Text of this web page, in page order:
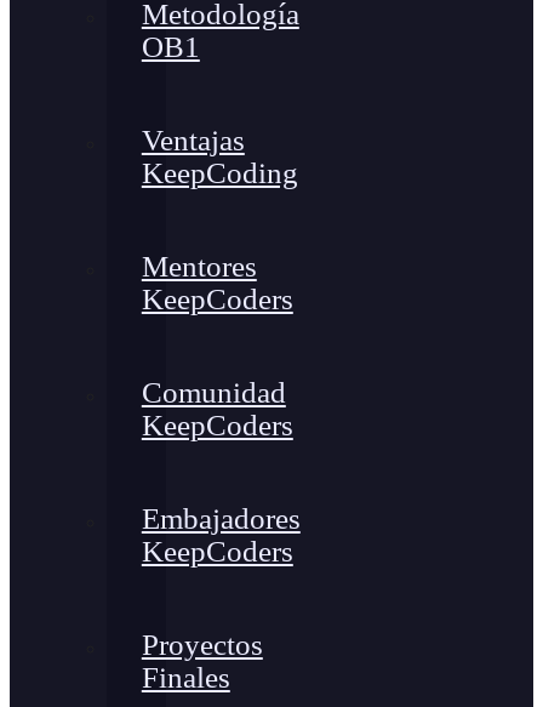
Metodología
OB1
Ventajas
KeepCoding
Mentores
KeepCoders
Comunidad
KeepCoders
Embajadores
KeepCoders
Proyectos
Finales